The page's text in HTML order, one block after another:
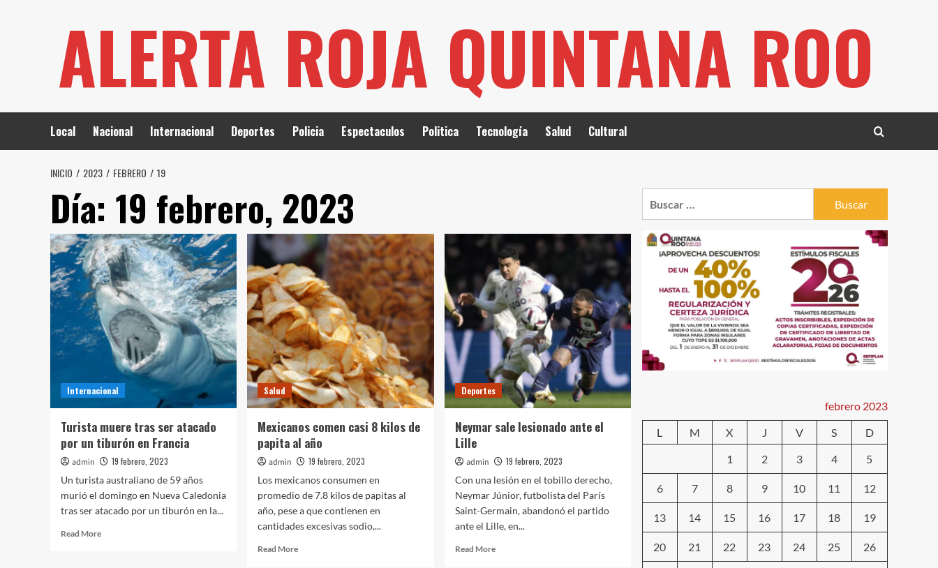
ALERTA ROJA QUINTANA ROO
Local Nacional Internacional Deportes Policia Espectaculos Politica Tecnología Salud Cultural
INICIO 2023 FEBRERO 19
Día: 19 febrero, 2023
Internacional
Turista muere tras ser atacado
por un tiburón en Francia
admin
19 febrero, 2023
Un turista australiano de 59 años
murió el domingo en Nueva Caledonia
tras ser atacado por un tiburón en la...
Read MoreRead
Salud
Mexicanos comen casi 8 kilos de
papita al año
admin
19 febrero, 2023
Los mexicanos consumen en
promedio de 7.8 kilos de papitas al
año, pese a que contienen en
cantidades excesivas sodio,...
Read MoreRead
Deportes
Neymar sale lesionado ante el
Lille
admin
19 febrero, 2023
Con una lesión en el tobillo derecho,
Neymar Júnior, futbolista del París
Saint-Germain, abandonó el partido
ante el Lille, en...
Read MoreRead
febrero 2023
L
M X J V S
D
1
2 3 4 5
6 7 8 9 10 11 12
13 14 15 16 17 18 19
20 21 22 23 24 25 26